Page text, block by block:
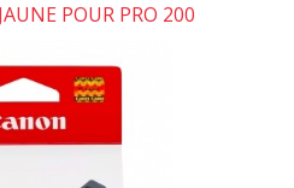
POUR PRO 200